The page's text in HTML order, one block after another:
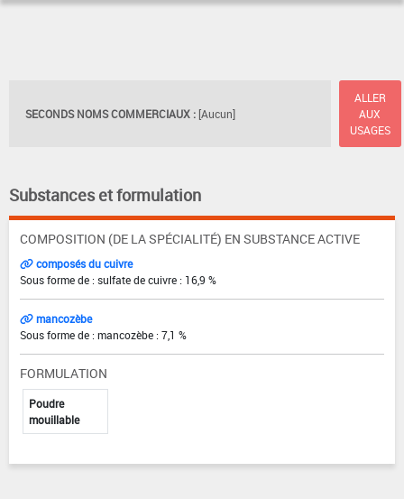
SECONDS NOMS COMMERCIAUX : [Aucun]
ALLER
AUX
USAGES
Substances et formulation
COMPOSITION (DE LA SPÉCIALITÉ) EN SUBSTANCE ACTIVE
composés du cuivre
Sous forme de : sulfate de cuivre : 16,9 %
mancozèbe
Sous forme de : mancozèbe : 7,1 %
FORMULATION
Poudre
mouillable